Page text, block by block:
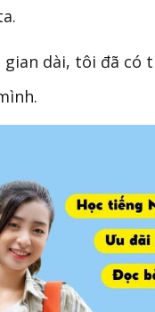
dài, tôi đã có